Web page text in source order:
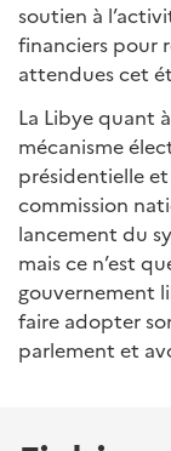
soutien à
financiers pour
attendues cet
La Libye quant
mécanisme
présidentielle
commission
lancement du
mais ce n’est
gouvernement
faire adopter
parlement et